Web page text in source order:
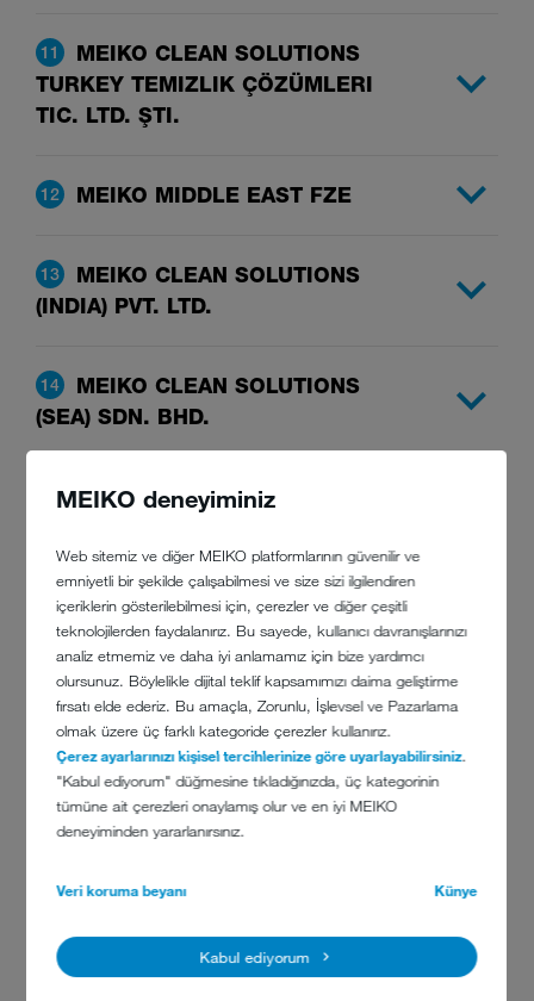
MEIKO deneyiminiz
Web sitemiz ve diğer MEIKO platformlarının güvenilir ve
emniyetli bir şekilde çalışabilmesi ve size sizi ilgilendiren
içeriklerin gösterilebilmesi için, çerezler ve diğer çeşitli
teknolojilerden faydalanırız. Bu sayede, kullanıcı davranışlarınızı
analiz etmemiz ve daha iyi anlamamız için bize yardımcı
olursunuz. Böylelikle dijital teklif kapsamımızı daima geliştirme
fırsatı elde ederiz. Bu amaçla, Zorunlu, İşlevsel ve Pazarlama
olmak üzere üç farklı kategoride çerezler kullanırız.
Çerez ayarlarınızı kişisel tercihlerinize göre uyarlayabilirsiniz.
"Kabul ediyorum" düğmesine tıkladığınızda, üç kategorinin
tümüne ait çerezleri onaylamış olur ve en iyi MEIKO
deneyiminden yararlanırsınız.
Veri koruma beyanı Künye
Kabul ediyorum
11
MEIKO CLEAN SOLUTIONS
TURKEY TEMIZLIK ÇÖZÜMLERI
TIC. LTD. ŞTI.
12 MEIKO MIDDLE EAST FZE
13
MEIKO CLEAN SOLUTIONS
(INDIA) PVT. LTD.
14
MEIKO CLEAN SOLUTIONS
(SEA) SDN. BHD.
15
MEIKO CLEAN SOLUTIONS
16
MEIKO WASH-UP
TECHNOLOGIES LTD.
17
MEIKO AUSTRALIA PACIFIC
PTY. LTD.
18 MEIKO USA, INC.
CANADA INC.